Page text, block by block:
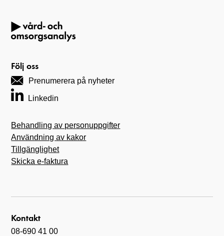
Följ oss
Prenumerera på nyheter
Linkedin
Behandling av personuppgifter
Användning av kakor
Tillgänglighet
Skicka e-faktura
Kontakt
08-690 41 00